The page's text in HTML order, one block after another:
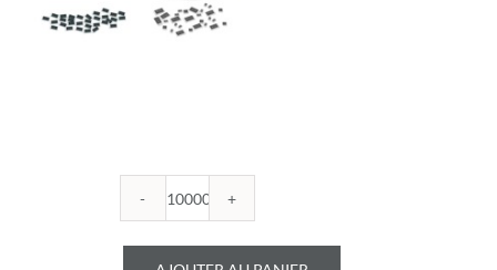
quantité
ROYALOHM